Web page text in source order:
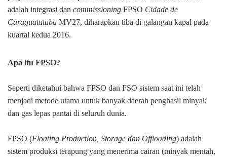
adalah integrasi dan commissioning FPSO Cidade de
Caraguatatuba MV27, diharapkan tiba di galangan kapal pada
kuartal kedua 2016.
Apa itu FPSO?
Seperti diketahui bahwa FPSO dan FSO sistem saat ini telah
menjadi metode utama untuk banyak daerah penghasil minyak
dan gas lepas pantai di seluruh dunia.
FPSO (Floating Production, Storage dan Offloading) adalah
sistem produksi terapung yang menerima cairan (minyak mentah,